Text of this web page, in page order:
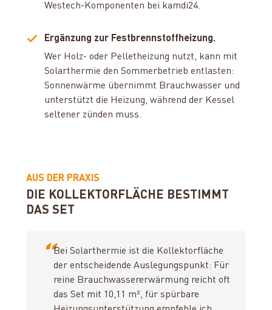
Westech-Komponenten bei kamdi24.
Ergänzung zur Festbrennstoffheizung.
Wer Holz- oder Pelletheizung nutzt, kann mit
Solarthermie den Sommerbetrieb entlasten:
Sonnenwärme übernimmt Brauchwasser und
unterstützt die Heizung, während der Kessel
seltener zünden muss.
AUS DER PRAXIS
DIE KOLLEKTORFLÄCHE BESTIMMT
DAS SET
“Bei Solarthermie ist die Kollektorfläche
der entscheidende Auslegungspunkt: Für
reine Brauchwassererwärmung reicht oft
das Set mit 10,11 m², für spürbare